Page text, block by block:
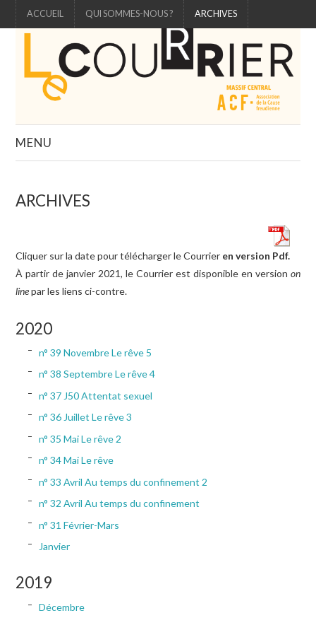
ACCUEIL QUI SOMMES-NOUS ? ARCHIVES
MENU
CARTELS
3 QUESTIONS À
LIRE, ÉCOUTER, VOIR
ÉCHOS DES ACTIVITÉS
ARCHIVES
Cliquer sur la date pour télécharger le Courrier en version Pdf.
À partir de janvier 2021, le Courrier est disponible en version on
linepar les liens ci-contre.
2020
n° 39 Novembre Le rêve 5
n° 38 Septembre Le rêve 4
n° 37 J50 Attentat sexuel
n° 36 Juillet Le rêve 3
n° 35 Mai Le rêve 2
n° 34 Mai Le rêve
n° 33 Avril Au temps du confinement 2
n° 32 Avril Au temps du confinement
n° 31 Février-Mars
Janvier
2019
Décembre